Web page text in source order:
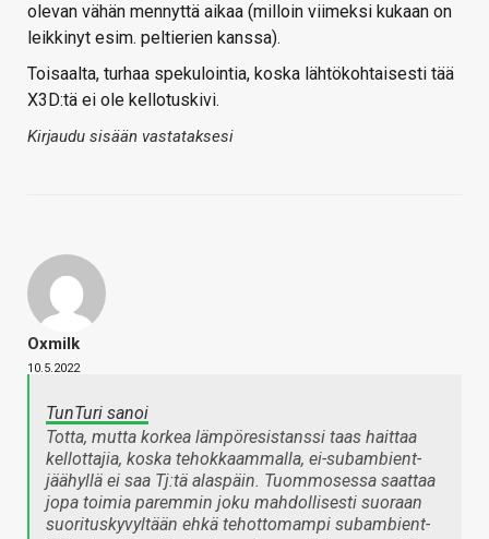
olevan vähän mennyttä aikaa (milloin viimeksi kukaan on
leikkinyt esim. peltierien kanssa).
Toisaalta, turhaa spekulointia, koska lähtökohtaisesti tää
X3D:tä ei ole kellotuskivi.
Kirjaudu sisään vastataksesi
Oxmilk
10.5.2022
TunTuri sanoi
Totta, mutta korkea lämpöresistanssi taas haittaa
kellottajia, koska tehokkaammalla, ei-subambient-
jäähyllä ei saa Tj:tä alaspäin. Tuommosessa saattaa
jopa toimia paremmin joku mahdollisesti suoraan
suorituskyvyltään ehkä tehottomampi subambient-